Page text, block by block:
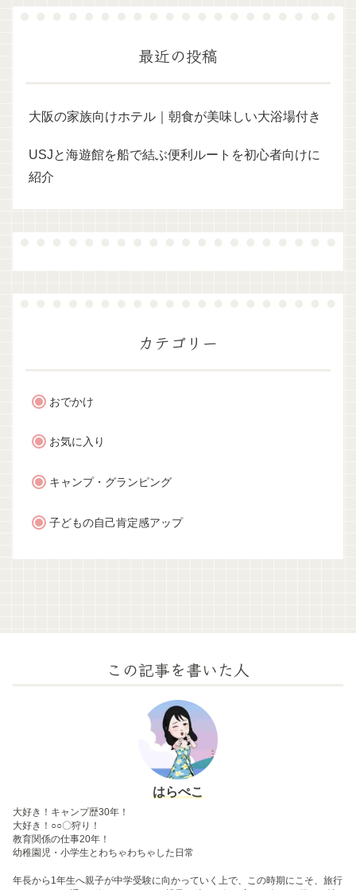
最近の投稿
大阪の家族向けホテル｜朝食が美味しい大浴場付き
USJと海遊館を船で結ぶ便利ルートを初心者向けに
紹介
カテゴリー
おでかけ
お気に入り
キャンプ・グランピング
子どもの自己肯定感アップ
この記事を書いた人
はらぺこ
大好き！キャンプ歴30年！
大好き！○○〇狩り！
教育関係の仕事20年！
幼稚園児・小学生とわちゃわちゃした日常
年長から1年生へ親子が中学受験に向かっていく上で、この時期にこそ、旅行